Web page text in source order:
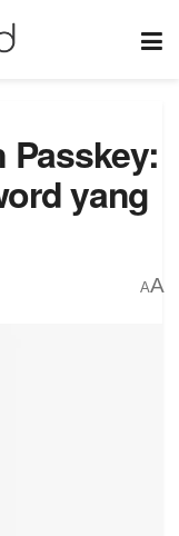
Passkey:
yang
AA